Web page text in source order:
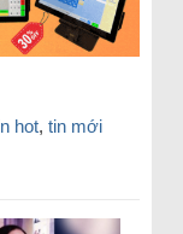
hot, tin mới